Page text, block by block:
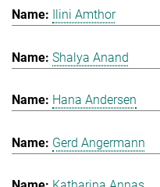
Ilini Amthor
Shalya Anand
Hana Andersen
Gerd Angermann